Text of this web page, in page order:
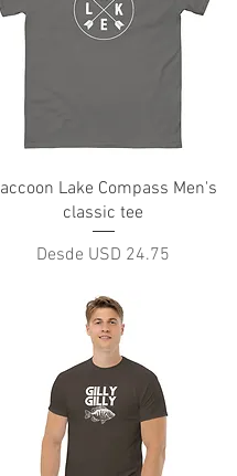
Vista rápida
Lake Compass Men's
classic tee
Desde USD 24.75
Precio de oferta